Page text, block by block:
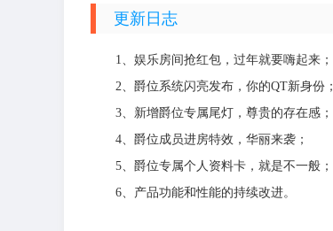
更新日志
1、娱乐房间抢红包，过年就要嗨起来；
2、爵位系统闪亮发布，你的QT新身份；
3、新增爵位专属尾灯，尊贵的存在感；
4、爵位成员进房特效，华丽来袭；
5、爵位专属个人资料卡，就是不一般；
6、产品功能和性能的持续改进。